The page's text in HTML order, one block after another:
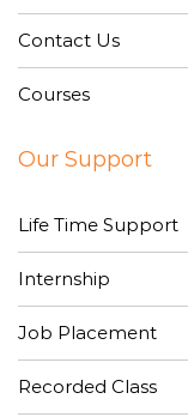
Contact Us
Courses
Our Support
Life Time Support
Internship
Job Placement
Recorded Class